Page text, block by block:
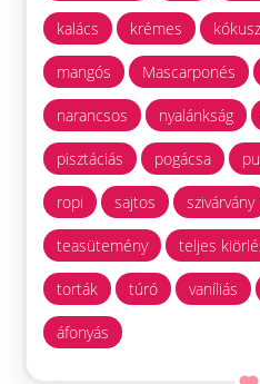
kalács krémes
mangós Mascarponés
narancsos nyalánkság
pisztáciás pogácsa
ropi sajtos szivárvány
teasütemény teljes
torták túró vaníliás
áfonyás